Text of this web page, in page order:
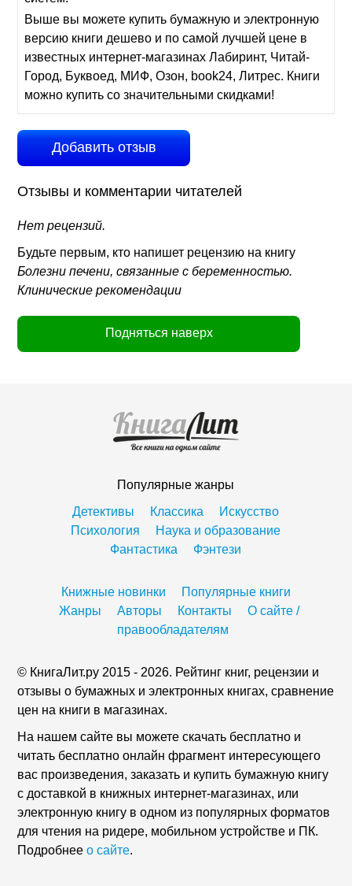
Выше вы можете купить бумажную и электронную
версию книги дешево и по самой лучшей цене в
известных интернет-магазинах Лабиринт, Читай-
Город, Буквоед, МИФ, Озон, book24, Литрес. Книги
можно купить со значительными скидками!
Добавить отзыв
Отзывы и комментарии читателей
Нет рецензий.
Будьте первым, кто напишет рецензию на книгу
Болезни печени, связанные с беременностью.
Клинические рекомендации
Подняться наверх
Популярные жанры
Детективы
Классика
Искусство
Психология
Наука и образование
Фантастика
Фэнтези
Книжные новинки
Популярные книги
Жанры
Авторы Контакты
О сайте /
правообладателям
© КнигаЛит.ру 2015 - 2026. Рейтинг книг, рецензии и
отзывы о бумажных и электронных книгах, сравнение
цен на книги в магазинах.
На нашем сайте вы можете скачать бесплатно и
читать бесплатно онлайн фрагмент интересующего
вас произведения, заказать и купить бумажную книгу
с доставкой в книжных интернет-магазинах, или
электронную книгу в одном из популярных форматов
для чтения на ридере, мобильном устройстве и ПК.
Подробнеео сайте.